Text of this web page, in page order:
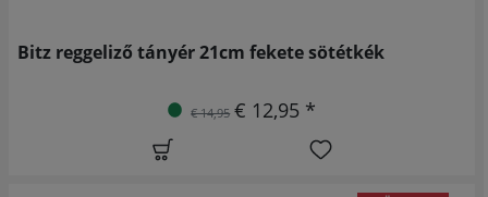
Bitz reggeliző tányér 21cm fekete sötétkék
€ 14,95 € 12,95 *